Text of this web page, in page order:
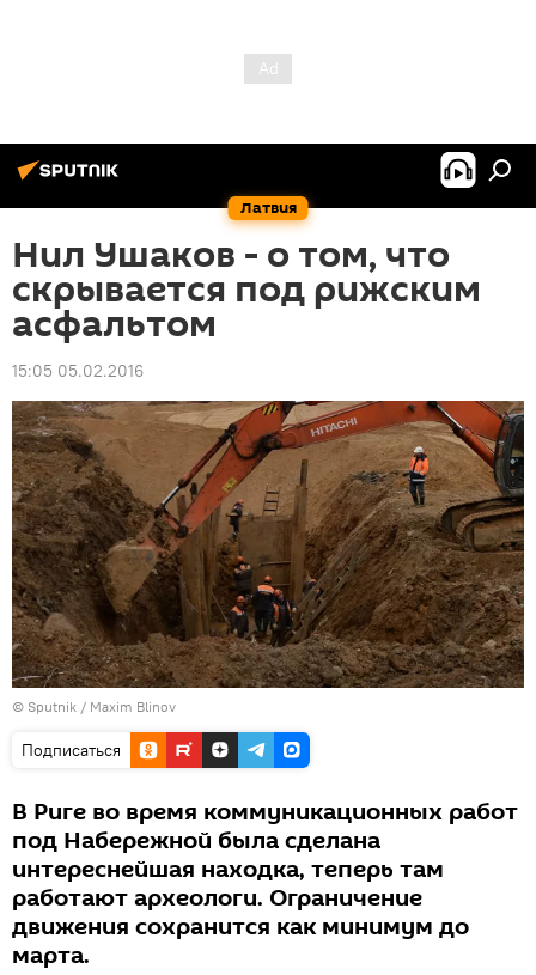
Латвия
Нил Ушаков - о том, что
скрывается под рижским
асфальтом
15:05 05.02.2016
© Sputnik / Maxim Blinov
Подписаться
В Риге во время коммуникационных работ
под Набережной была сделана
интереснейшая находка, теперь там
работают археологи. Ограничение
движения сохранится как минимум до
марта.